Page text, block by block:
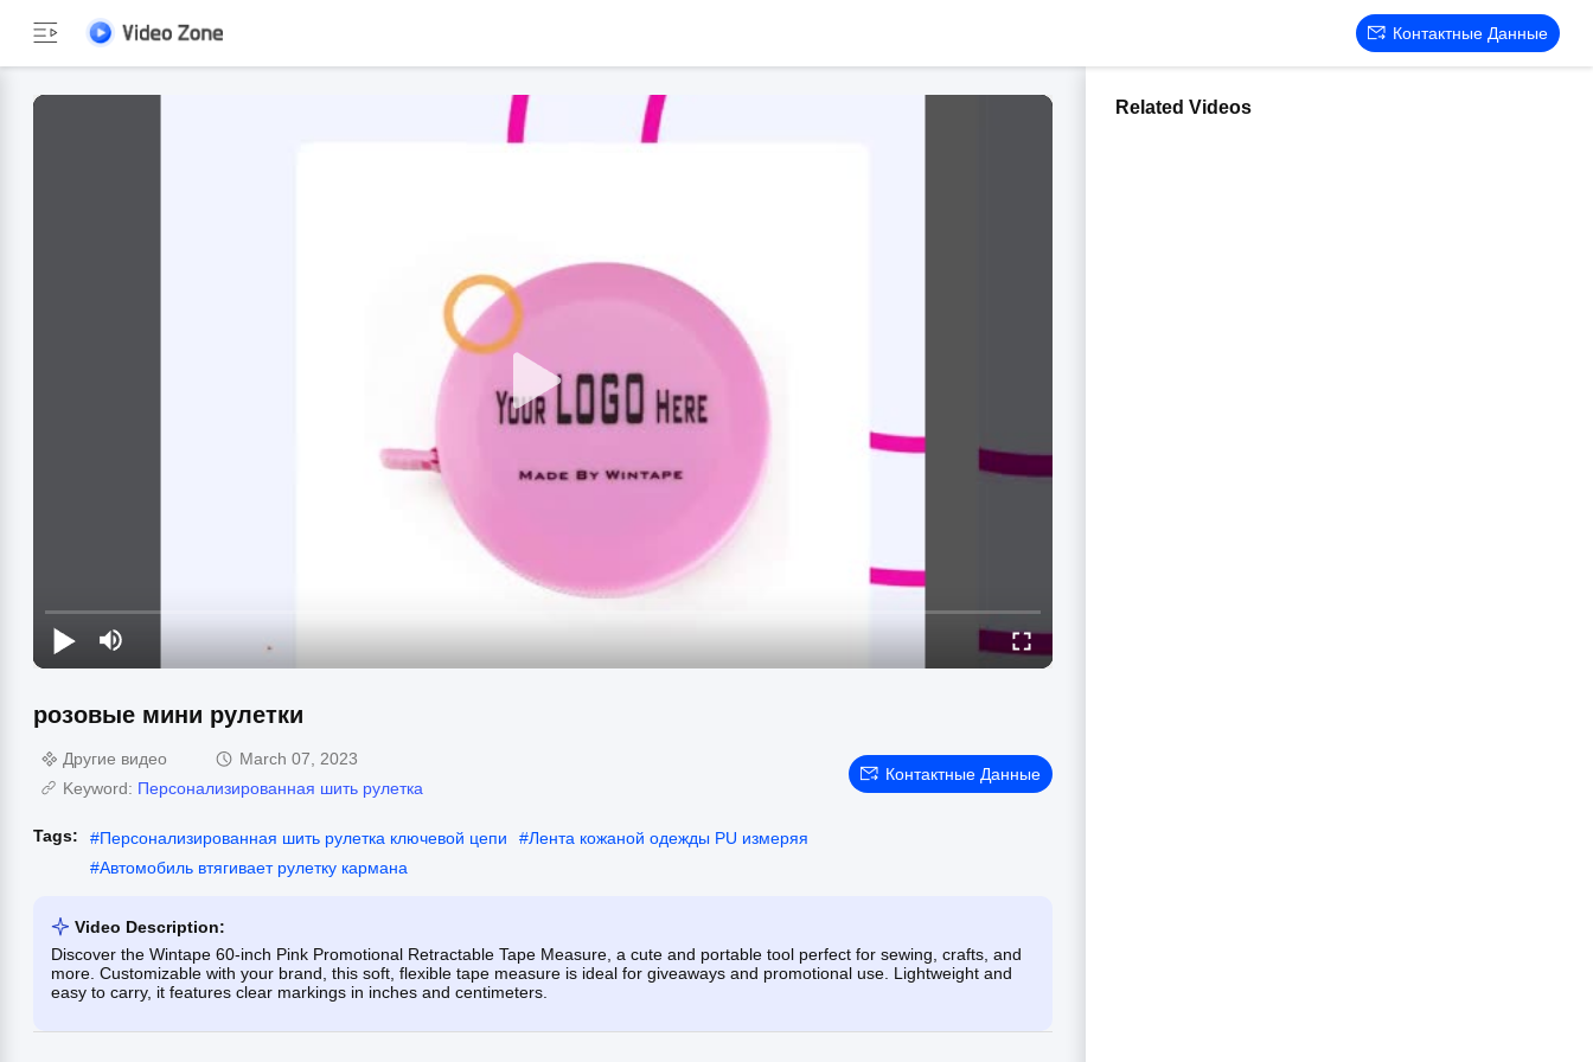
Контактные Данные
розовые мини рулетки
Другие видео
March 07, 2023
Keyword: Персонализированная шить рулетка
Контактные Данные
Tags: #Персонализированная шить рулетка ключевой цепи #Лента кожаной одежды PU измеряя
#Автомобиль втягивает рулетку кармана
Video Description:
Discover the Wintape 60-inch Pink Promotional Retractable Tape Measure, a cute and portable tool perfect for sewing, crafts, and
more. Customizable with your brand, this soft, flexible tape measure is ideal for giveaways and promotional use. Lightweight and
easy to carry, it features clear markings in inches and centimeters.
Related Videos